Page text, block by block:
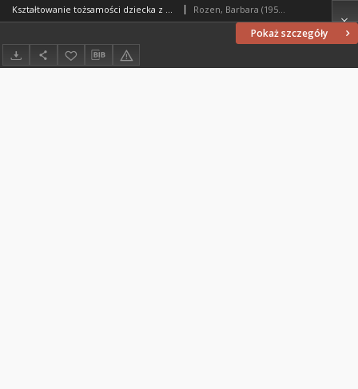
Pokaż szczegóły
Kształtowanie tożsamości dziecka z niepełnosprawnością intelektualną w procesie dydaktyczno-wychowawczym Rozen, Barbara (1958- )